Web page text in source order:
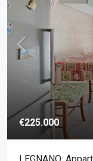
€225.000